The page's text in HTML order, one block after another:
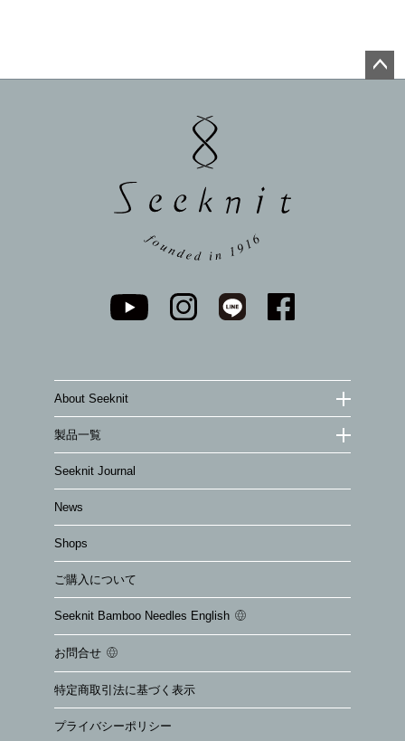
About Seeknit
製品一覧
Seeknit Journal
News
Shops
ご購入について
Seeknit Bamboo Needles English
お問合せ
特定商取引法に基づく表示
プライバシーポリシー